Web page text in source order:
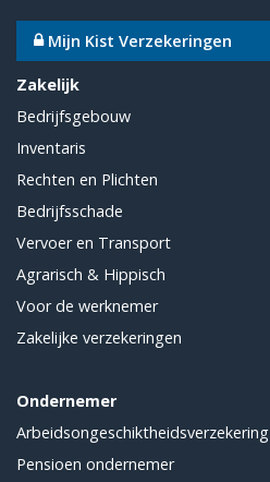
Mijn Kist Verzekeringen
Zakelijk
Bedrijfsgebouw
Inventaris
Rechten en Plichten
Bedrijfsschade
Vervoer en Transport
Agrarisch & Hippisch
Voor de werknemer
Zakelijke verzekeringen
Ondernemer
Arbeidsongeschiktheidsverzekering
Pensioen ondernemer